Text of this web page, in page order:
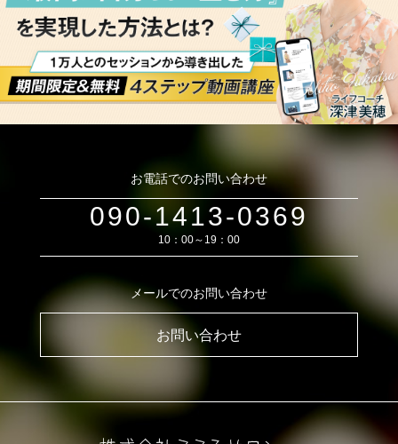
お電話でのお問い合わせ
090-1413-0369
10：00～19：00
メールでのお問い合わせ
お問い合わせ